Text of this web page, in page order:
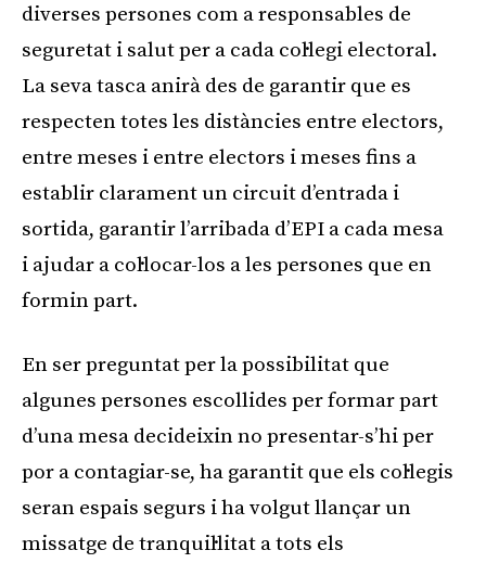
diverses persones com a responsables de
seguretat i salut per a cada col·legi electoral.
La seva tasca anirà des de garantir que es
respecten totes les distàncies entre electors,
entre meses i entre electors i meses fins a
establir clarament un circuit d’entrada i
sortida, garantir l’arribada d’EPI a cada mesa
i ajudar a col·locar-los a les persones que en
formin part.
En ser preguntat per la possibilitat que
algunes persones escollides per formar part
d’una mesa decideixin no presentar-s’hi per
por a contagiar-se, ha garantit que els col·legis
seran espais segurs i ha volgut llançar un
missatge de tranquil·litat a tots els